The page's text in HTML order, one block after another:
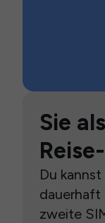
Sie
Du
dauerhaft
zweite